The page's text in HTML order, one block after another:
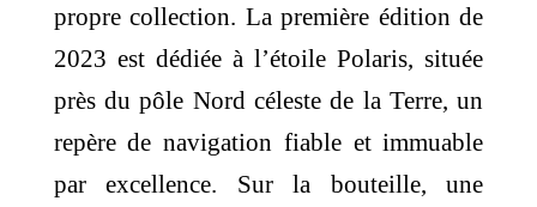
propre collection. La première édition de
2023 est dédiée à l’étoile Polaris, située
près du pôle Nord céleste de la Terre, un
repère de navigation fiable et immuable
par excellence. Sur la bouteille, une